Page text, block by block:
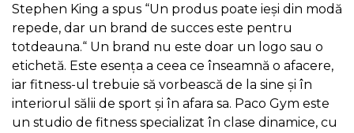
Copyright © 2019 - 2026 Bluepen Advertising SRL, Toate
drepturile rezervate
Stephen King a spus “Un produs poate ieși din modă
repede, dar un brand de succes este pentru
totdeauna.“ Un brand nu este doar un logo sau o
etichetă. Este esența a ceea ce înseamnă o afacere,
iar fitness-ul trebuie să vorbească de la sine și în
interiorul sălii de sport și în afara sa. Paco Gym este
un studio de fitness specializat în clase dinamice, cu